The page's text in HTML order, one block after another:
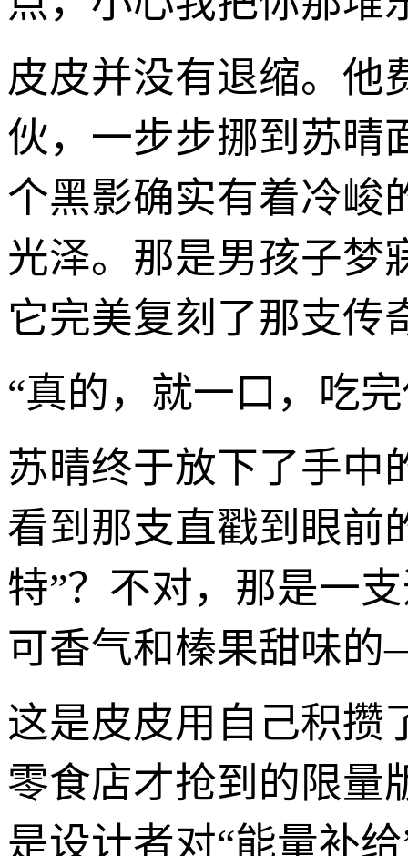
皮皮并没有退缩。他
伙，一步步挪到苏晴
个黑影确实有着冷峻
光泽。那是男孩子
它完美复刻了那支传
“真的，就一口，吃
苏晴终于放下了手中
看到那支直戳到眼前
特”？不对，那是一
可香气和榛果甜味
这是皮皮用自己积攒
零食店才抢到的限量
是设计者对“能量补